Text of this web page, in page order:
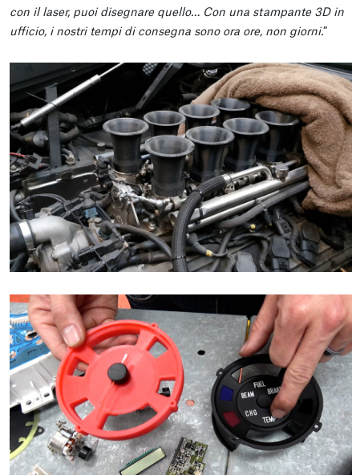
con il laser, puoi disegnare quello… Con una stampante 3D in
ufficio, i nostri tempi di consegna sono ora ore, non giorni.”